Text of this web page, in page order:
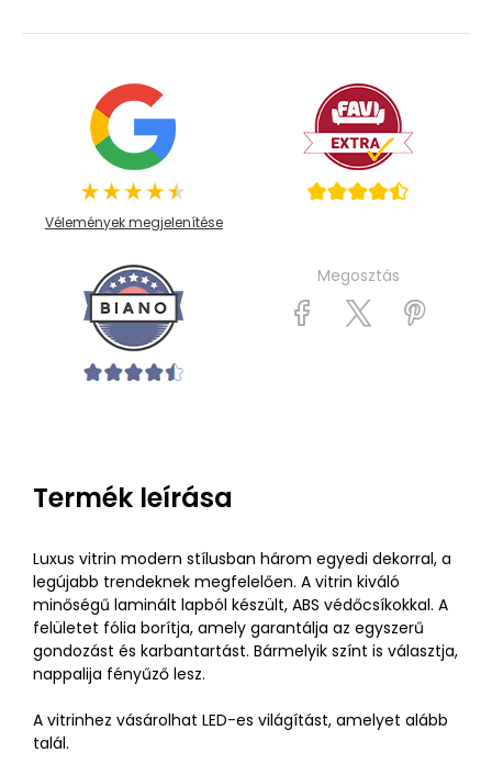
Vélemények megjelenítése
Megosztás
Termék leírása
Luxus vitrin modern stílusban három egyedi dekorral, a
legújabb trendeknek megfelelően. A vitrin kiváló
minőségű laminált lapból készült, ABS védőcsíkokkal. A
felületet fólia borítja, amely garantálja az egyszerű
gondozást és karbantartást. Bármelyik színt is választja,
nappalija fényűző lesz.
A vitrinhez vásárolhat LED-es világítást, amelyet alább
talál.